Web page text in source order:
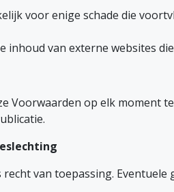
voor enige schade die
van externe websites
Voorwaarden op elk moment
van toepassing.